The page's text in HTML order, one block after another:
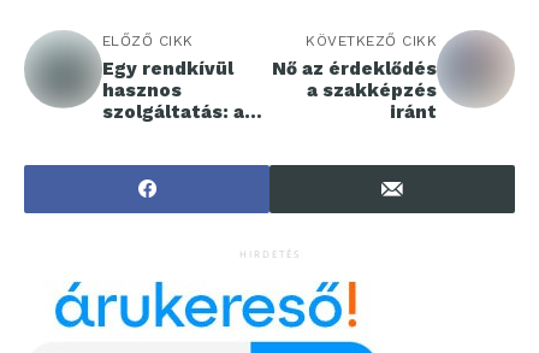
ELŐZŐ CIKK
Egy rendkívül
hasznos
szolgáltatás: a
feladás után
KÖVETKEZŐ CIKK
Nő az érdeklődés
a szakképzés
iránt
HIRDETÉS